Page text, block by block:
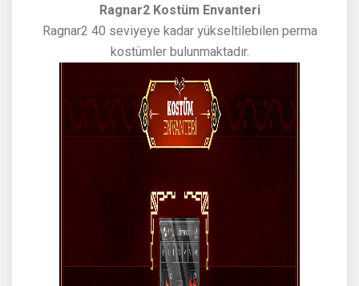
Ragnar2 Kostüm Envanteri
Ragnar2 40 seviyeye kadar yükseltilebilen perma
kostümler bulunmaktadır.